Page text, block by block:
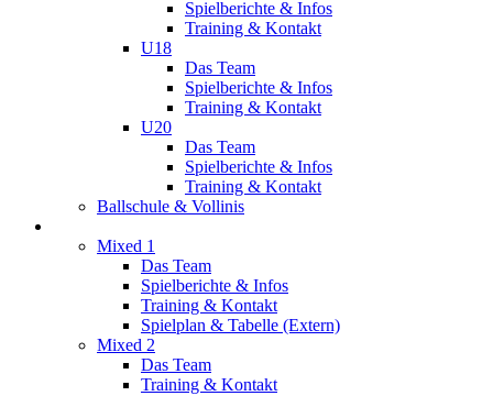
Spielberichte & Infos
Training & Kontakt
U18
Das Team
Spielberichte & Infos
Training & Kontakt
U20
Das Team
Spielberichte & Infos
Training & Kontakt
Ballschule & Vollinis
Mixed 1
Das Team
Spielberichte & Infos
Training & Kontakt
Spielplan & Tabelle (Extern)
Mixed 2
Das Team
Training & Kontakt